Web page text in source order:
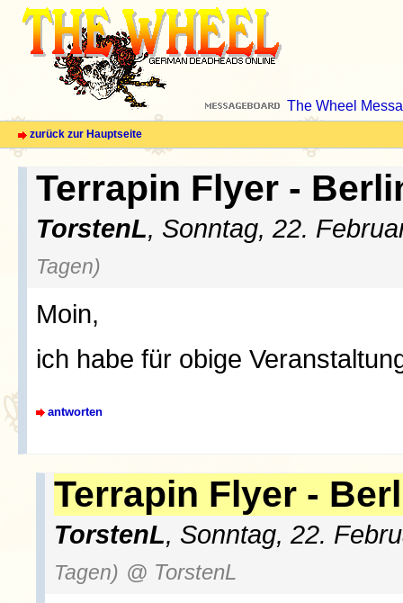
The Wheel
zurück zur Hauptseite
Terrapin Flyer -
TorstenL, Sonntag, 22.
Tagen)
Moin,
ich habe für obige
antworten
Terrapin Flyer -
TorstenL, Sonntag, 22.
Tagen) @ TorstenL